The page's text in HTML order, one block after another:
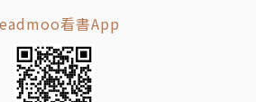
看書App